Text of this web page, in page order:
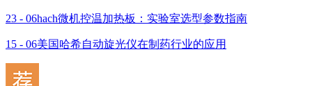
23 - 06hach微机控温加热板：实验室选型参数指南
15 - 06美国哈希自动旋光仪在制药行业的应用